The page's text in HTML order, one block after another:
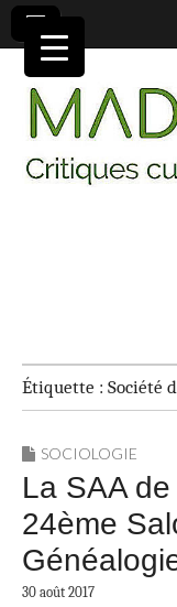
Étiquette : Société
SOCIOLOGIE
La SAA
24ème
30 août 2017